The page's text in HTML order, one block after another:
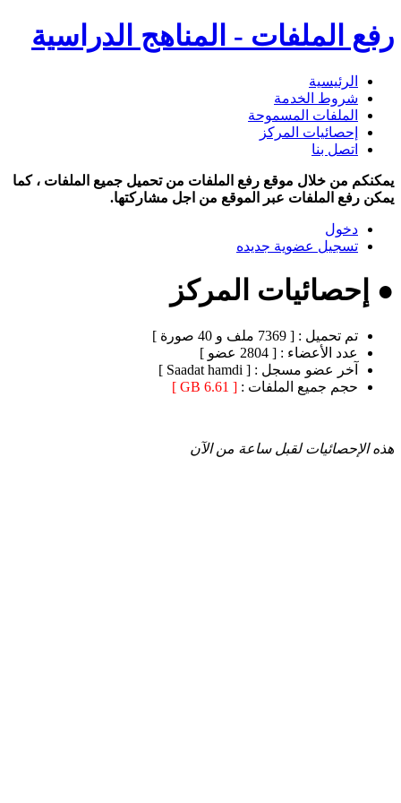
رفع الملفات - المناهج الدراسية
الرئيسية
شروط الخدمة
الملفات المسموحة
إحصائيات المركز
اتصل بنا
يمكنكم من خلال موقع رفع الملفات من تحميل جميع الملفات ، كما
يمكن رفع الملفات عبر الموقع من اجل مشاركتها.
دخول
تسجيل عضوية جديده
● إحصائيات المركز
تم تحميل : [ 7369 ملف و 40 صورة ]
عدد الأعضاء : [ 2804 عضو ]
آخر عضو مسجل : [ Saadat hamdi ]
حجم جميع الملفات : [ 6.61 GB ]
هذه الإحصائيات لقبل ساعة من الآن